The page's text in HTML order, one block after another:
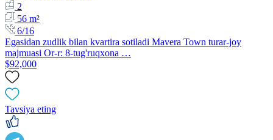
2
56 m²
6/16
Egasidan zudlik bilan kvartira sotiladi Mavera Town turar-joy
majmuasi Or-r: 8-tug'ruqxona …
$92,000
Tavsiya eting